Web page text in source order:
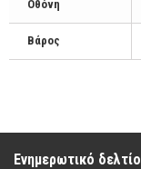
Οθόνη
Βάρος
Ενημερωτικό δελτίο